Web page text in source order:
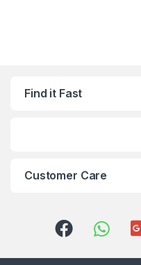
Find it Fast
Customer Care